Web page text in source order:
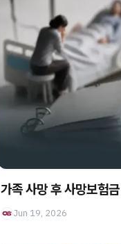
가족 사망 후 사망보험
Jun 19, 2026